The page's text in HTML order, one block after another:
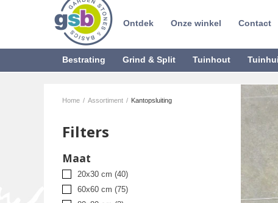
Ontdek Onze winkel Contact
Bestrating Grind & Split Tuinhout
Home / Assortiment / Kantopsluiting
Filters
Maat
20x30 cm (40)
60x60 cm (75)